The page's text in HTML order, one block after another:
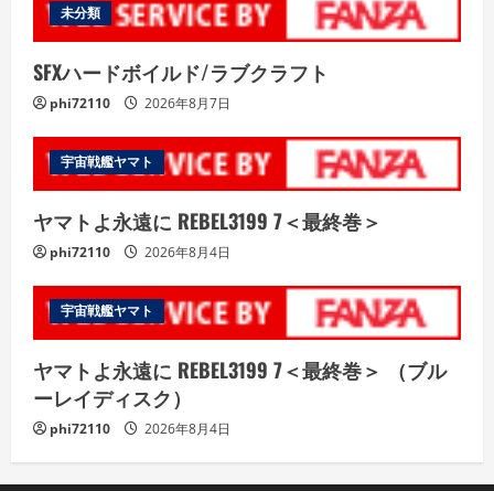
未分類
SFXハードボイルド/ラブクラフト
phi72110 2026年8月7日
宇宙戦艦ヤマト
ヤマトよ永遠に REBEL3199 7＜最終巻＞
phi72110 2026年8月4日
宇宙戦艦ヤマト
ヤマトよ永遠に REBEL3199 7＜最終巻＞ （ブル
ーレイディスク）
phi72110 2026年8月4日